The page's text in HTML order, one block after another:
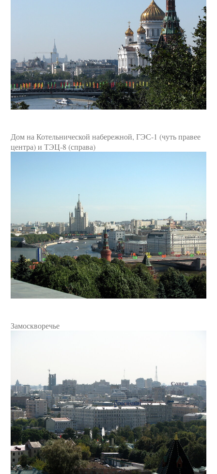
Дом на Котельнической набережной, ГЭС-1 (чуть правее
центра) и ТЭЦ-8 (справа)
Замоскворечье